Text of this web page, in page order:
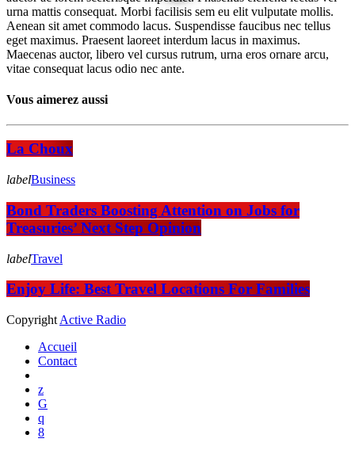
urna mattis consequat. Morbi facilisis sem eu elit vulputate mollis.
Aenean sit amet commodo lacus. Suspendisse faucibus nec tellus
eget maximus. Praesent laoreet interdum lacus in maximus.
Maecenas auctor, libero vel cursus rutrum, urna eros ornare arcu,
vitae consequat lacus odio nec ante.
Vous aimerez aussi
La Choux
labelBusiness
Bond Traders Boosting Attention on Jobs for
Treasuries’ Next Step Opinion
labelTravel
Enjoy Life: Best Travel Locations For Families
Copyright Active Radio
Accueil
Contact